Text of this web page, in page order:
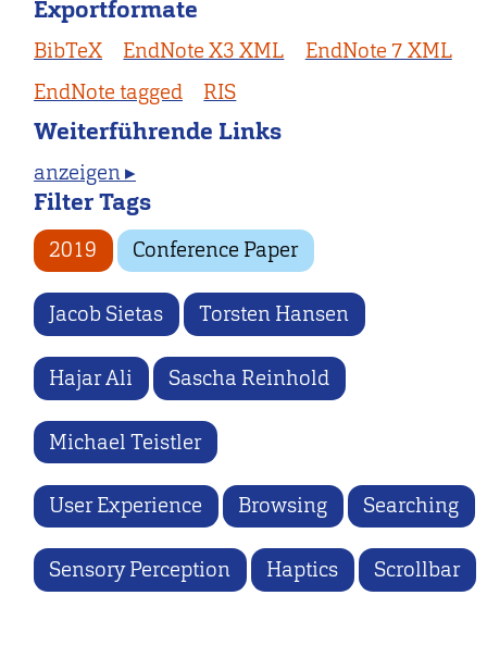
Exportformate
BibTeX EndNote X3 XML
EndNote 7 XML
EndNote tagged
RIS
Weiterführende Links
anzeigen ▸
Filter Tags
2019 Conference Paper
Jacob Sietas Torsten Hansen
Hajar Ali Sascha Reinhold
Michael Teistler
User Experience Browsing Searching
Sensory Perception Haptics Scrollbar